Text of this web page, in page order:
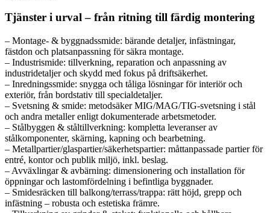
Tjänster i urval – från ritning till färdig montering
– Montage- & byggnadssmide: bärande detaljer, infästningar,
fästdon och platsanpassning för säkra montage.
– Industrismide: tillverkning, reparation och anpassning av
industridetaljer och skydd med fokus på driftsäkerhet.
– Inredningssmide: snygga och tåliga lösningar för interiör och
exteriör, från bordstativ till specialdetaljer.
– Svetsning & smide: metodsäker MIG/MAG/TIG-svetsning i stål
och andra metaller enligt dokumenterade arbetsmetoder.
– Stålbyggen & ståltillverkning: kompletta leveranser av
stålkomponenter, skärning, kapning och bearbetning.
– Metallpartier/glaspartier/säkerhetspartier: måttanpassade partier för
entré, kontor och publik miljö, inkl. beslag.
– Avväxlingar & avbärning: dimensionering och installation för
öppningar och lastomfördelning i befintliga byggnader.
– Smidesräcken till balkong/terrass/trappa: rätt höjd, grepp och
infästning – robusta och estetiska främre.